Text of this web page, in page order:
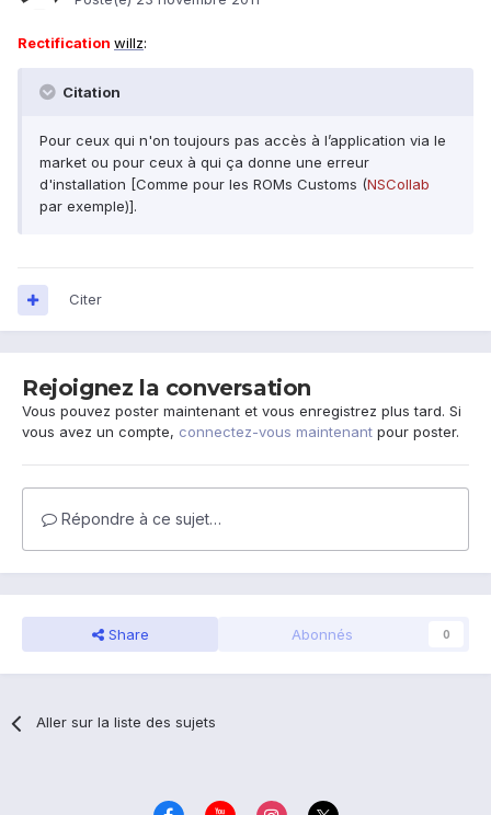
Rectification willz:
Citation
Pour ceux qui n'on toujours pas accès à l’application via le
market ou pour ceux à qui ça donne une erreur
d'installation [Comme pour les ROMs Customs (NSCollab
par exemple)].
Citer
Rejoignez la conversation
Vous pouvez poster maintenant et vous enregistrez plus tard. Si
vous avez un compte, connectez-vous maintenant pour poster.
Répondre à ce sujet…
Share Abonnés 0
Aller sur la liste des sujets